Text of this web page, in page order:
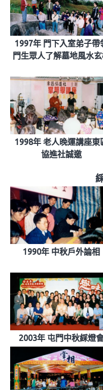
1997年 門下入室弟子帶
門生眾人了解墓地風水
1998年 老人晚運講座東
協進社誠邀
1990年 中秋戶外論相
2003年 屯門中秋綵燈